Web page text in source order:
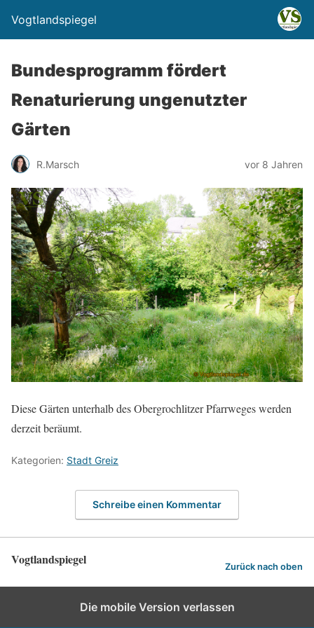
Vogtlandspiegel
Bundesprogramm fördert
Renaturierung ungenutzter
Gärten
R.Marsch vor 8 Jahren
Diese Gärten unterhalb des Obergrochlitzer Pfarrweges werden
derzeit beräumt.
Kategorien: Stadt Greiz
Schreibe einen Kommentar
Vogtlandspiegel Zurück nach oben
Die mobile Version verlassen